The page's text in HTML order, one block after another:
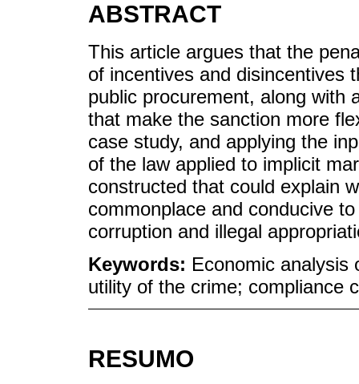
ABSTRACT
This article argues that the
of incentives and disincentives
public procurement, along with
that make the sanction more
case study, and applying the
of the law applied to implicit
constructed that could explain
commonplace and conducive
corruption and illegal
Keywords: Economic analysis
utility of the crime; compliance
RESUMO